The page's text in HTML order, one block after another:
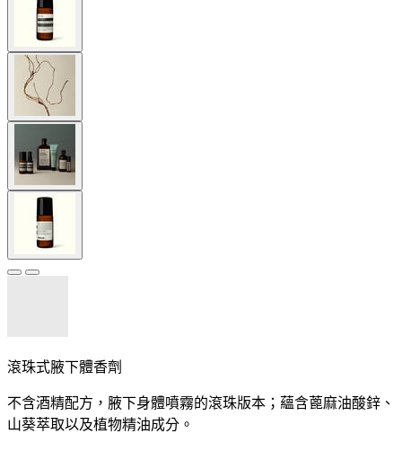
滾珠式腋下體香劑
不含酒精配方，腋下身體噴霧的滾珠版本；蘊含蓖麻油酸鋅、
山葵萃取以及植物精油成分。